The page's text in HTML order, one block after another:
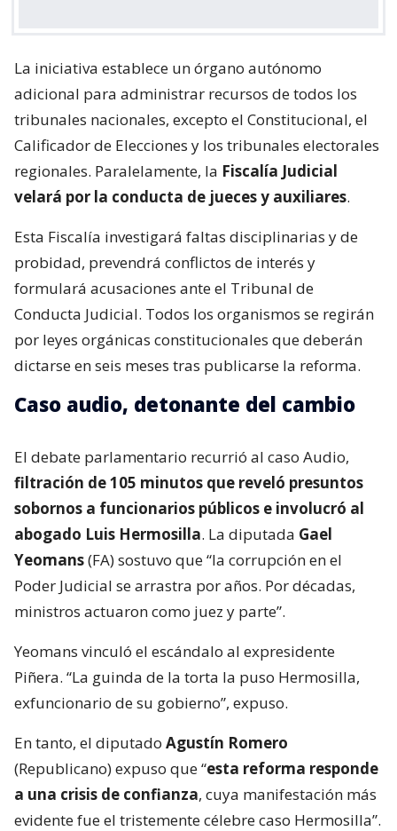
La iniciativa establece un órgano autónomo
adicional para administrar recursos de todos los
tribunales nacionales, excepto el Constitucional, el
Calificador de Elecciones y los tribunales electorales
regionales. Paralelamente, la Fiscalía Judicial
velará por la conducta de jueces y auxiliares.
Esta Fiscalía investigará faltas disciplinarias y de
probidad, prevendrá conflictos de interés y
formulará acusaciones ante el Tribunal de
Conducta Judicial. Todos los organismos se regirán
por leyes orgánicas constitucionales que deberán
dictarse en seis meses tras publicarse la reforma.
Caso audio, detonante del cambio
El debate parlamentario recurrió al caso Audio,
filtración de 105 minutos que reveló presuntos
sobornos a funcionarios públicos e involucró al
abogado Luis Hermosilla. La diputada Gael
Yeomans(FA) sostuvo que “la corrupción en el
Poder Judicial se arrastra por años. Por décadas,
ministros actuaron como juez y parte”.
Yeomans vinculó el escándalo al expresidente
Piñera. “La guinda de la torta la puso Hermosilla,
exfuncionario de su gobierno”, expuso.
En tanto, el diputado Agustín Romero
(Republicano) expuso que “esta reforma responde
a una crisis de confianza, cuya manifestación más
evidente fue el tristemente célebre caso Hermosilla”.